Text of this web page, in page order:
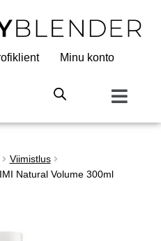
Minu konto
Viimistlus
Natural Volume 300ml